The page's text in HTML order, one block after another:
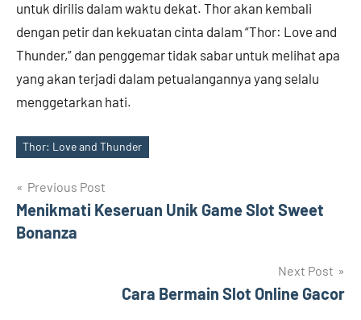
untuk dirilis dalam waktu dekat. Thor akan kembali
dengan petir dan kekuatan cinta dalam “Thor: Love and
Thunder,” dan penggemar tidak sabar untuk melihat apa
yang akan terjadi dalam petualangannya yang selalu
menggetarkan hati.
Tags
Thor: Love and Thunder
Post
navigation
Previous Post
Menikmati Keseruan Unik Game Slot Sweet
Bonanza
Next Post
Cara Bermain Slot Online Gacor